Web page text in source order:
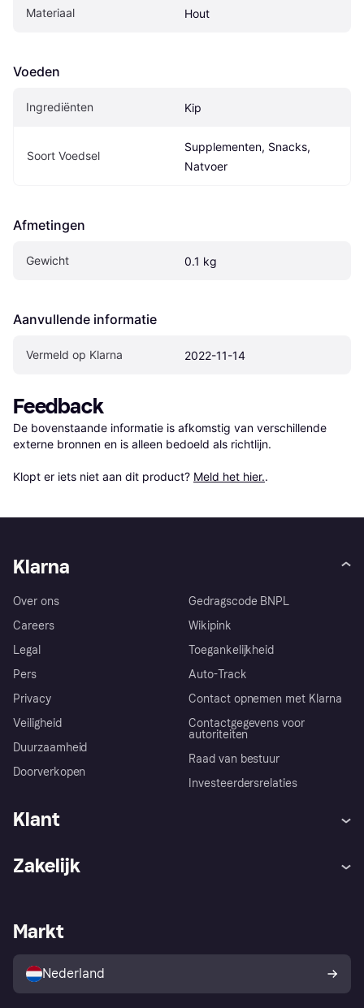
Materiaal Hout
Voeden
Ingrediënten Kip
Soort Voedsel
Supplementen, Snacks,
Natvoer
Afmetingen
Gewicht 0.1 kg
Aanvullende informatie
Vermeld op Klarna 2022-11-14
Feedback
De bovenstaande informatie is afkomstig van verschillende
externe bronnen en is alleen bedoeld als richtlijn.
Klopt er iets niet aan dit product? Meld het hier..
Klarna
Over ons
Careers
Legal
Pers
Privacy
Veiligheid
Duurzaamheid
Doorverkopen
Gedragscode BNPL
Wikipink
Toegankelijkheid
Auto-Track
Contact opnemen met Klarna
Contactgegevens voor
autoriteiten
Raad van bestuur
Investeerdersrelaties
Klant
Winkeloverzicht
Kopersbescherming voor
consumenten
Zakelijk
Zakelijke login
Markt
Nederland